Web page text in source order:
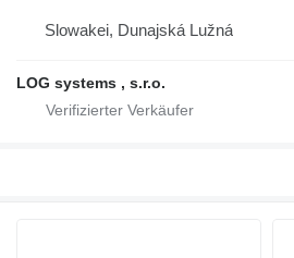
Slowakei, Dunajská Lužná
LOG systems , s.r.o.